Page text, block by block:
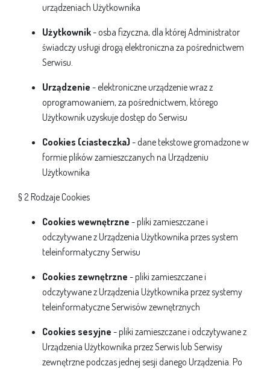
urządzeniach Użytkownika
Użytkownik- osba fizyczna, dla której Administrator
świadczy usługi drogą elektroniczna za pośrednictwem
Serwisu.
Urządzenie - elektroniczne urządzenie wraz z
oprogramowaniem, za pośrednictwem, którego
Użytkownik uzyskuje dostęp do Serwisu
Cookies (ciasteczka) - dane tekstowe gromadzone w
formie plików zamieszczanych na Urządzeniu
Użytkownika
§ 2 Rodzaje Cookies
Cookies wewnętrzne - pliki zamieszczane i
odczytywane z Urządzenia Użytkownika przes system
teleinformatyczny Serwisu
Cookies zewnętrzne - pliki zamieszczane i
odczytywane z Urządzenia Użytkownika przez systemy
teleinformatyczne Serwisów zewnętrznych
Cookies sesyjne - pliki zamieszczane i odczytywane z
Urządzenia Użytkownika przez Serwis lub Serwisy
zewnętrzne podczas jednej sesji danego Urządzenia. Po